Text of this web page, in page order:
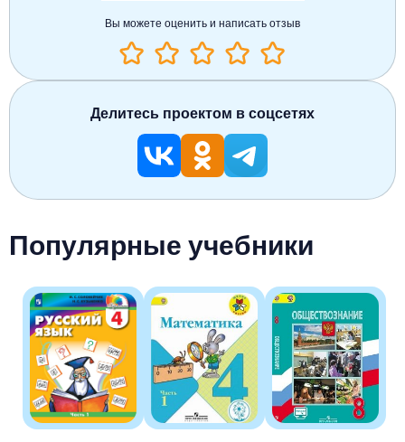
Популярные учебники
Вы можете оценить и написать отзыв
Делитесь проектом в соцсетях